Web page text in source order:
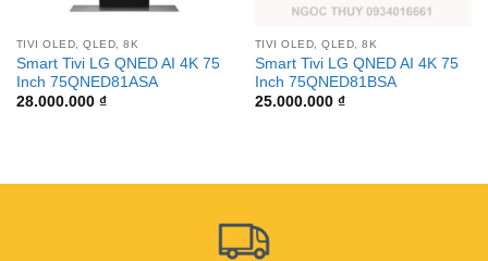
TIVI OLED, QLED, 8K
Smart Tivi LG QNED AI 4K 75
Inch 75QNED81ASA
28.000.000 ₫
TIVI OLED, QLED, 8K
Smart Tivi LG QNED AI 4K 75
Inch 75QNED81BSA
25.000.000 ₫